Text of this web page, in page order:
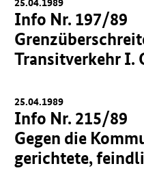
25.04.1989
Info Nr. 197/89
Transitverkehr I.
25.04.1989
Info Nr. 215/89
Gegen die
gerichtete,